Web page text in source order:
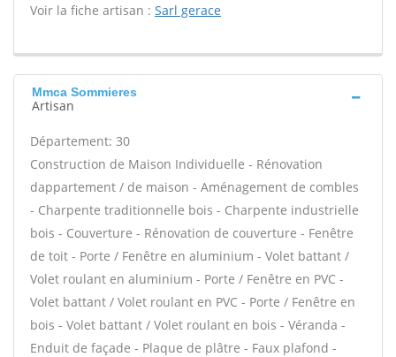
Voir la fiche artisan : Sarl gerace
Mmca Sommieres
Artisan
Département: 30
Construction de Maison Individuelle - Rénovation
dappartement / de maison - Aménagement de combles
- Charpente traditionnelle bois - Charpente industrielle
bois - Couverture - Rénovation de couverture - Fenêtre
de toit - Porte / Fenêtre en aluminium - Volet battant /
Volet roulant en aluminium - Porte / Fenêtre en PVC -
Volet battant / Volet roulant en PVC - Porte / Fenêtre en
bois - Volet battant / Volet roulant en bois - Véranda -
Enduit de façade - Plaque de plâtre - Faux plafond -